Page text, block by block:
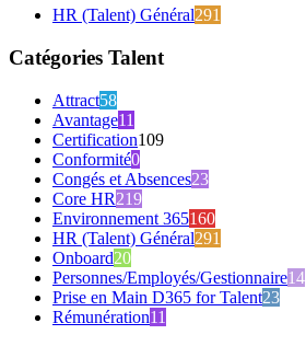
HR (Talent) Général291
Catégories Talent
Attract58
Avantage11
Certification109
Conformité0
Congés et Absences23
Core HR219
Environnement 365160
HR (Talent) Général291
Onboard20
Personnes/Employés/Gestionnaire14
Prise en Main D365 for Talent23
Rémunération11